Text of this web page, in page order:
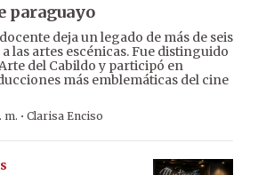
paraguayo
deja un legado de más de seis
las artes escénicas. Fue distinguido
del Cabildo y participó en
más emblemáticas del cine
m. · Clarisa Enciso